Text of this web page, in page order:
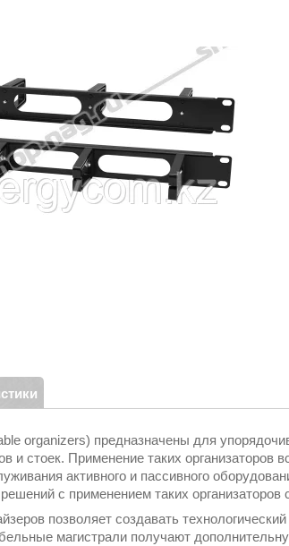
organizers) предназначены для
стоек. Применение таких организаторов
активного и пассивного
с применением таких организаторов
позволяет создавать
магистрали получают